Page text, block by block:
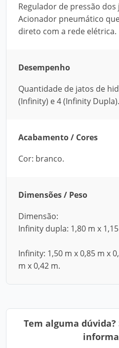
Regulador de pressão
Acionador pneumático
direto com a rede elétrica.
Desempenho
Quantidade de jatos de
(Infinity) e 4 (Infinity Dupla).
Acabamento / Cores
Cor: branco.
Dimensões / Peso
Dimensão:
Infinity dupla: 1,80 m x
Infinity: 1,50 m x 0,85 m x
m x 0,42 m.
Tem alguma